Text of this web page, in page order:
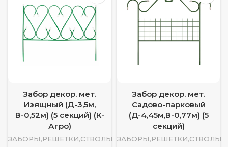
Забор декор. мет.
Изящный (Д-3,5м,
В-0,52м) (5 секций) (К-
Агро)
ЗАБОРЫ,РЕШЕТКИ,СТВОЛЫ
Забор декор. мет.
Садово-парковый
(Д-4,45м,В-0,77м) (5
секций)
ЗАБОРЫ,РЕШЕТКИ,СТВОЛЫ